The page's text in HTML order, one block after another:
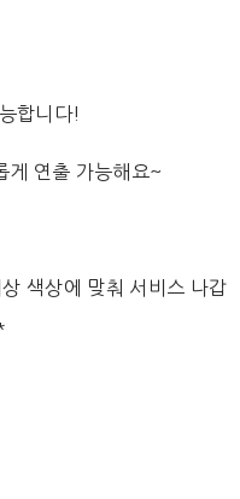
합니다!
게 연출 가능해요~
색상에 맞춰 서비스 나갑